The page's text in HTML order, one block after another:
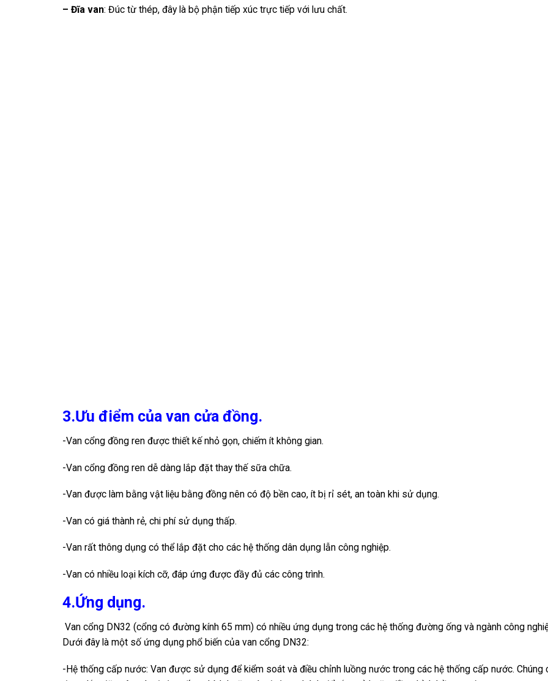
– Đĩa van: Đúc từ thép, đây là bộ phận tiếp xúc trực tiếp với lưu chất.
3.Ưu điểm của van cửa đồng.
-Van cổng đồng ren được thiết kế nhỏ gọn, chiếm ít không gian.
-Van cổng đồng ren dễ dàng lắp đặt thay thế sữa chữa.
-Van được làm bằng vật liệu bằng đồng nên có độ bền cao, ít bị rỉ sét, an toàn khi sử dụng.
-Van có giá thành rẻ, chi phí sử dụng thấp.
-Van rất thông dụng có thể lắp đặt cho các hệ thống dân dụng lẫn công nghiệp.
-Van có nhiều loại kích cỡ, đáp ứng được đầy đủ các công trình.
4.Ứng dụng.
Van cổng DN32 (cổng có đường kính 65 mm) có nhiều ứng dụng trong các hệ thống đường ống và ngành công
Dưới đây là một số ứng dụng phổ biến của van cổng DN32:
-Hệ thống cấp nước: Van được sử dụng để kiểm soát và điều chỉnh luồng nước trong các hệ thống cấp nước. Chúng